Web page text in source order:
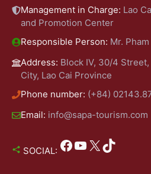
Management in Charge: Lao
and Promotion Center
Responsible Person: Mr.
Address: Block IV, 30/4 Street,
City, Lao Cai Province
Phone number: (+84)
Email: info@sapa-tourism.com
SOCIAL: Facebook YouTube X TikTok